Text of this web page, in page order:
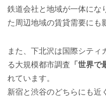
鉄道会社と地域が一体にな
た周辺地域の賃貸需要にも
また、下北沢は国際シティ
る大規模都市調査 「世界
れています。
新宿と渋谷のどちらにも近